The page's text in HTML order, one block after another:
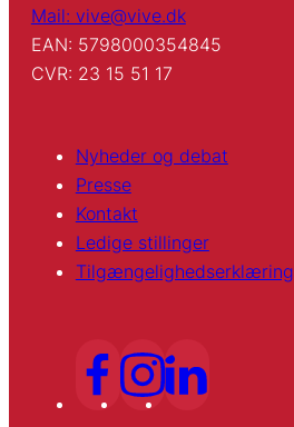
Mail: vive@vive.dk
EAN: 5798000354845
CVR: 23 15 51 17
Nyheder og debat
Presse
Kontakt
Ledige stillinger
Tilgængelighedserklæring